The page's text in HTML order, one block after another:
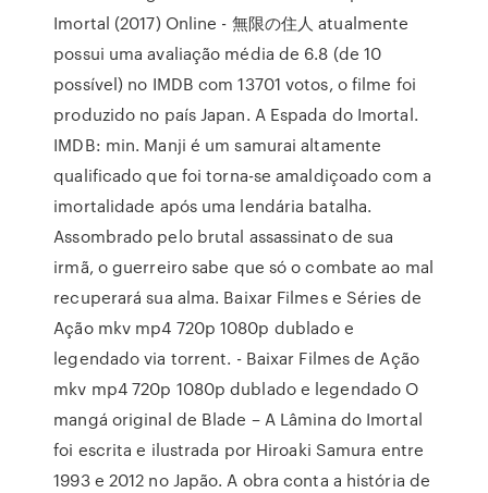
Imortal (2017) Online - 無限の住人 atualmente
possui uma avaliação média de 6.8 (de 10
possível) no IMDB com 13701 votos, o filme foi
produzido no país Japan. A Espada do Imortal.
IMDB: min. Manji é um samurai altamente
qualificado que foi torna-se amaldiçoado com a
imortalidade após uma lendária batalha.
Assombrado pelo brutal assassinato de sua
irmã, o guerreiro sabe que só o combate ao mal
recuperará sua alma. Baixar Filmes e Séries de
Ação mkv mp4 720p 1080p dublado e
legendado via torrent. - Baixar Filmes de Ação
mkv mp4 720p 1080p dublado e legendado O
mangá original de Blade – A Lâmina do Imortal
foi escrita e ilustrada por Hiroaki Samura entre
1993 e 2012 no Japão. A obra conta a história de